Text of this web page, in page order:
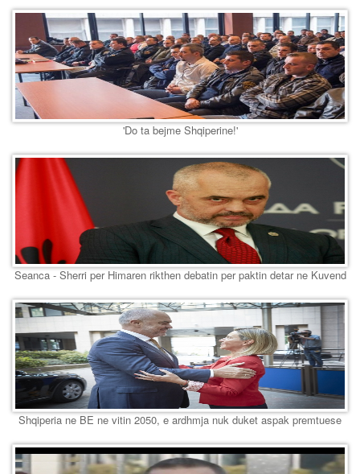
'Do ta bejme Shqiperine!'
Seanca - Sherri per Himaren rikthen debatin per paktin detar ne Kuvend
Shqiperia ne BE ne vitin 2050, e ardhmja nuk duket aspak premtuese